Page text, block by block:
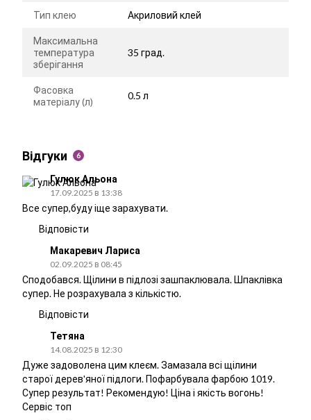
Тип клею Акриловий клей
Максимальна
температура
зберігання
35 град.
Фасовка
матеріалу (л)
0.5 л
Відгуки 6
Гулюк Альона
17.09.2025 в 13:38
Все супер,буду іще зарахувати.
Відповісти
Макаревич Лариса
02.09.2025 в 08:45
Сподобався. Щілини в підлозі зашпаклювала. Шпаклівка
супер. Не розрахувала з кількістю.
Відповісти
Тетяна
14.08.2025 в 12:30
Дуже задоволена цим клеєм. Замазала всі щілини
старої дерев'яної підлоги. Пофарбувала фарбою 1019.
Супер результат! Рекомендую! Ціна і якість вогонь!
Сервіс топ